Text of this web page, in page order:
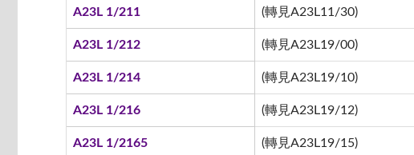
A23L 1/211 (轉見A23L11/30)
A23L 1/212 (轉見A23L19/00)
A23L 1/214 (轉見A23L19/10)
A23L 1/216 (轉見A23L19/12)
A23L 1/2165 (轉見A23L19/15)